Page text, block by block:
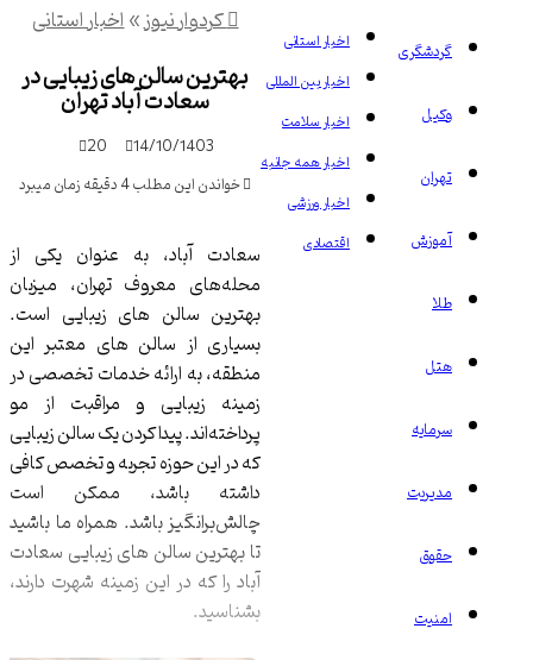
اخبار استانی
اخبار بین المللی
اخبار سلامت
اخبار همه جانبه
اقتصادی
کردوار نیوز»اخبار استانی
بهترین سالن های زیبایی در
سعادت آباد تهران
20
خواندن این مطلب 4 دقیقه زمان میبرد
سعادت آباد، به عنوان یکی از
محله‌های معروف تهران، میزبان
بهترین سالن ‌های زیبایی است.
بسیاری از سالن ‌های معتبر این
منطقه، به ارائه خدمات تخصصی در
زمینه زیبایی و مراقبت از مو
پرداخته‌اند. پیدا کردن یک سالن زیبایی
که در این حوزه تجربه و تخصص کافی
داشته باشد، ممکن است
چالش‌برانگیز باشد. همراه ما باشید
تا بهترین سالن ‌های زیبایی سعادت
آباد را که در این زمینه شهرت دارند،